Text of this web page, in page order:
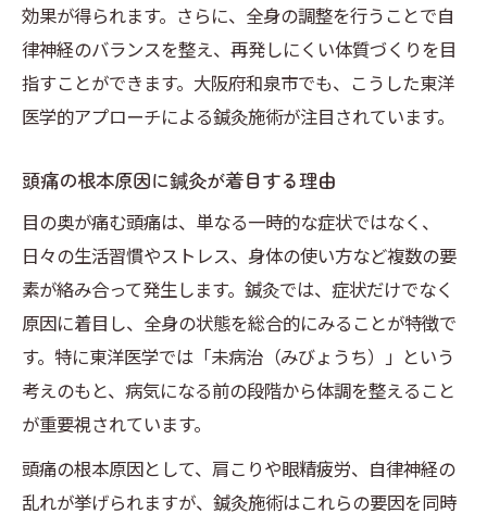
現代人特有の頭痛に鍼灸が有効な理由
パソコン・スマホ疲れに鍼灸で対応する方
法
目の奥の痛みに効く鍼灸ツボと施術例
鍼灸でできるストレス緩和と頭痛予防
つらい痛み解消に東洋医学の知恵を活用
東洋医学の鍼灸が痛み改善に役立つ理由
頭痛と目の奥の痛みの東洋医学的な見方
経絡やツボを活用した頭痛対処法を解説
東洋医学で身体バランスを整える鍼灸法
実践しやすい東洋医学的セルフケアのすす
め
日常生活でできる頭痛セルフケア術
効果が得られます。さらに、全身の調整を行うことで自
律神経のバランスを整え、再発しにくい体質づくりを目
指すことができます。大阪府和泉市でも、こうした東洋
医学的アプローチによる鍼灸施術が注目されています。
頭痛の根本原因に鍼灸が着目する理由
目の奥が痛む頭痛は、単なる一時的な症状ではなく、
日々の生活習慣やストレス、身体の使い方など複数の要
素が絡み合って発生します。鍼灸では、症状だけでなく
原因に着目し、全身の状態を総合的にみることが特徴で
す。特に東洋医学では「未病治（みびょうち）」という
考えのもと、病気になる前の段階から体調を整えること
が重要視されています。
頭痛の根本原因として、肩こりや眼精疲労、自律神経の
乱れが挙げられますが、鍼灸施術はこれらの要因を同時